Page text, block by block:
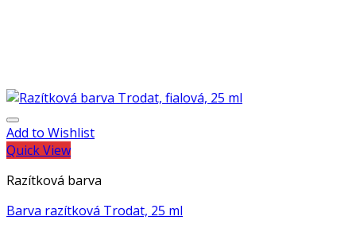
Add to Wishlist
Quick View
Razítková barva
Barva razítková Trodat, 25 ml